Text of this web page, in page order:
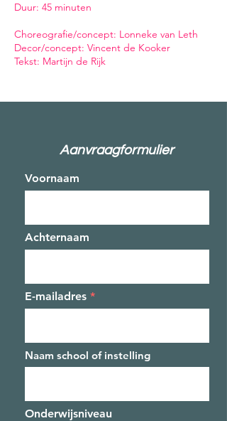
Duur: 45 minuten
Choreografie/concept: Lonneke van Leth
Decor/concept: Vincent de Kooker
Tekst: Martijn de Rijk
Aanvraagformulier
Voornaam
Achternaam
E-mailadres
Naam school of instelling
Onderwijsniveau